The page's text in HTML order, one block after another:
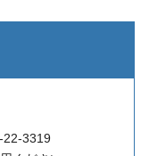
3319